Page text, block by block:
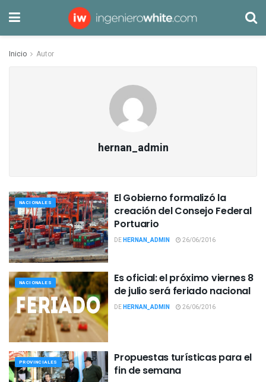
Inicio Autor
hernan_admin
NACIONALES
El Gobierno formalizó la
creación del Consejo Federal
Portuario
DEHERNAN_ADMIN 26/06/2016
NACIONALES
Es oficial: el próximo viernes 8
de julio será feriado nacional
DEHERNAN_ADMIN 26/06/2016
PROVINCIALES
Propuestas turísticas para el
fin de semana